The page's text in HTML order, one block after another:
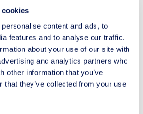
cookies
content and ads, to
features and to analyse our traffic.
about your use of our site with
and analytics partners who
other information that you’ve
that they’ve collected from your use
km:Passagiers hebben recht op
van 600 euro.
luchtvaartmaatschappij bijstand
maaltijden,drankenen
nodig. Passagiers kunnen kiezen
terugbetaling van het ticket
naar de eindbestemming.